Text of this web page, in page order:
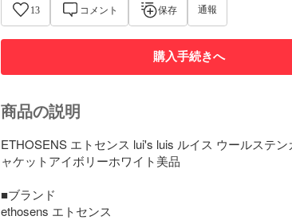
13 コメント 保存 通報
購入手続きへ
商品の説明
ETHOSENS エトセンス lui's luis ルイス ウールステ
ャケットアイボリーホワイト美品
■ブランド
ethosens エトセンス